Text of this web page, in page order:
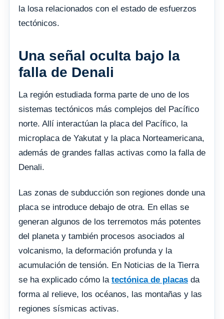
la losa relacionados con el estado de esfuerzos
tectónicos.
Una señal oculta bajo la
falla de Denali
La región estudiada forma parte de uno de los
sistemas tectónicos más complejos del Pacífico
norte. Allí interactúan la placa del Pacífico, la
microplaca de Yakutat y la placa Norteamericana,
además de grandes fallas activas como la falla de
Denali.
Las zonas de subducción son regiones donde una
placa se introduce debajo de otra. En ellas se
generan algunos de los terremotos más potentes
del planeta y también procesos asociados al
volcanismo, la deformación profunda y la
acumulación de tensión. En Noticias de la Tierra
se ha explicado cómo la tectónica de placas da
forma al relieve, los océanos, las montañas y las
regiones sísmicas activas.